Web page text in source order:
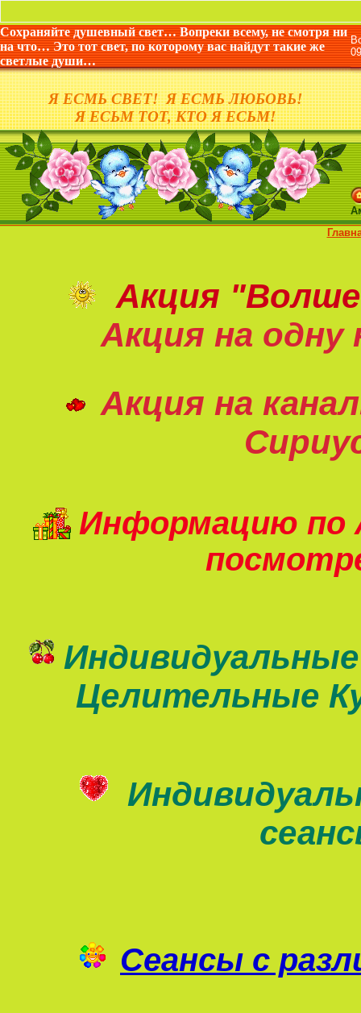
Сохраняйте душевный свет… Вопреки всему, не смотря ни
на что… Это тот свет, по которому вас найдут такие же
светлые души…
Я ЕСМЬ СВЕТ! Я ЕСМЬ ЛЮБОВЬ!
Я ЕСЬМ ТОТ, КТО Я ЕСЬМ!
Акция
Акция на одну
Акция на
Информацию по
Целительные
Сеансы с